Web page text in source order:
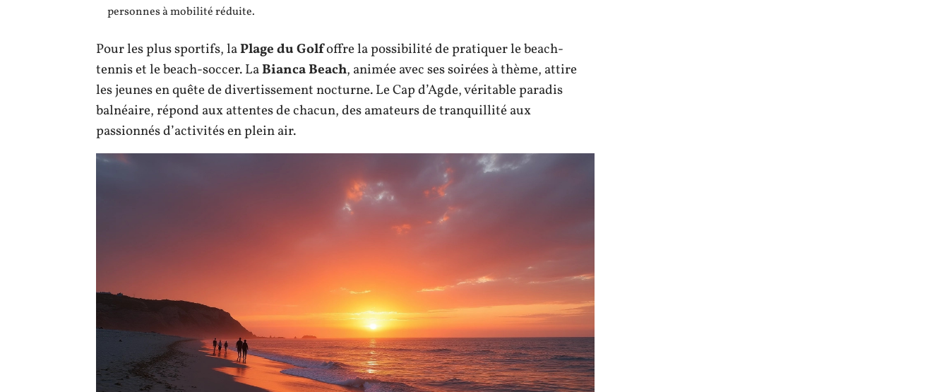
personnes à mobilité réduite.
Pour les plus sportifs, laPlage du Golfoffre la possibilité de pratiquer le beach-
tennis et le beach-soccer. LaBianca Beach, animée avec ses soirées à thème, attire
les jeunes en quête de divertissement nocturne. Le Cap d’Agde, véritable paradis
balnéaire, répond aux attentes de chacun, des amateurs de tranquillité aux
passionnés d’activités en plein air.